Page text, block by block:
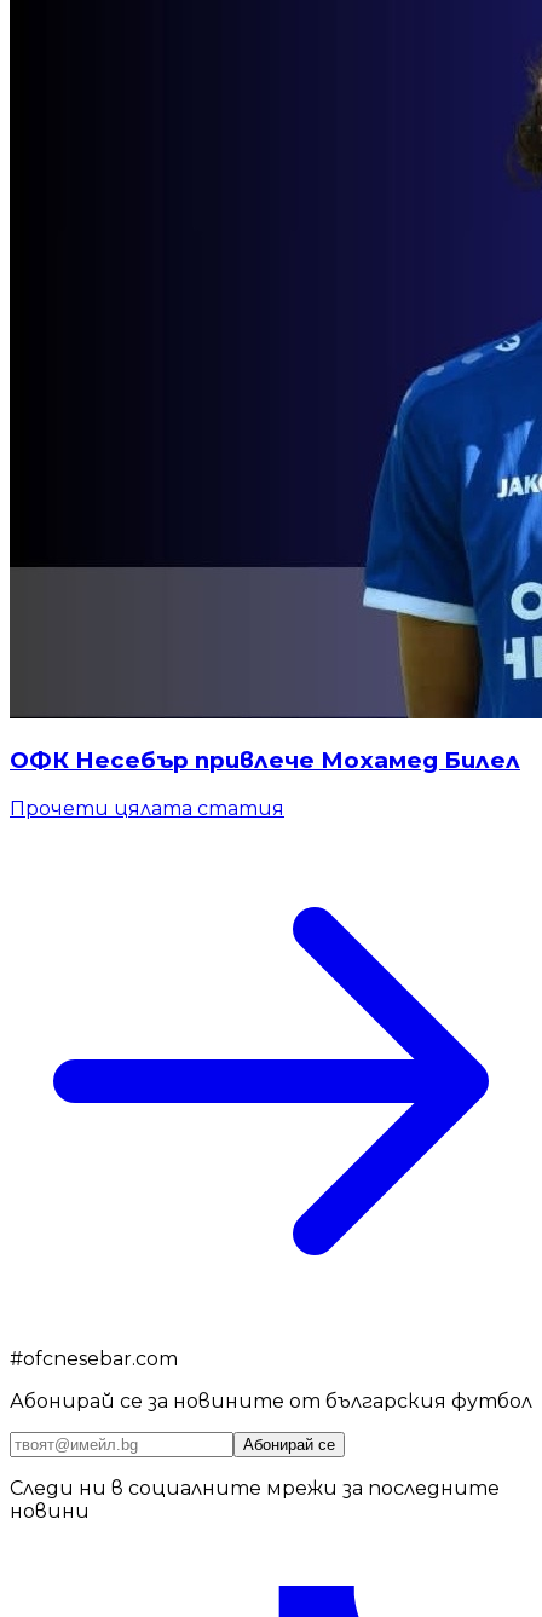
ОФК Несебър привлече Мохамед Билел
Прочети цялата статия
#ofcnesebar.com
Абонирай се за новините от българския футбол
Абонирай се
Следи ни в социалните мрежи за последните
новини